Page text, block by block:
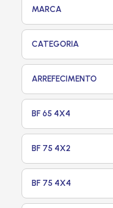
MARCA
CATEGORIA
ARREFECIMENTO
BF 65 4X4
BF 75 4X2
BF 75 4X4